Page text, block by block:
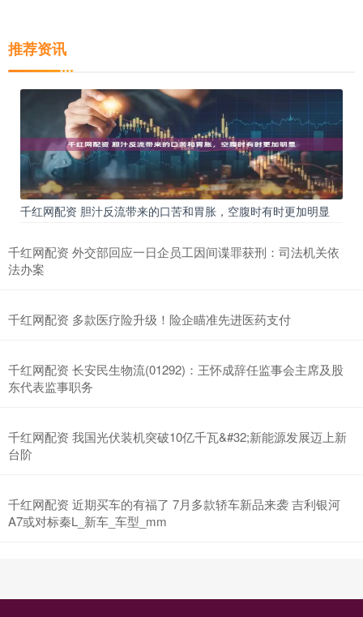
推荐资讯
千红网配资 胆汁反流带来的口苦和胃胀，空腹时有时更加明显
千红网配资 外交部回应一日企员工因间谍罪获刑：司法机关依
法办案
千红网配资 多款医疗险升级！险企瞄准先进医药支付
千红网配资 长安民生物流(01292)：王怀成辞任监事会主席及股
东代表监事职务
千红网配资 我国光伏装机突破10亿千瓦&#32;新能源发展迈上新
台阶
千红网配资 近期买车的有福了 7月多款轿车新品来袭 吉利银河
A7或对标秦L_新车_车型_mm